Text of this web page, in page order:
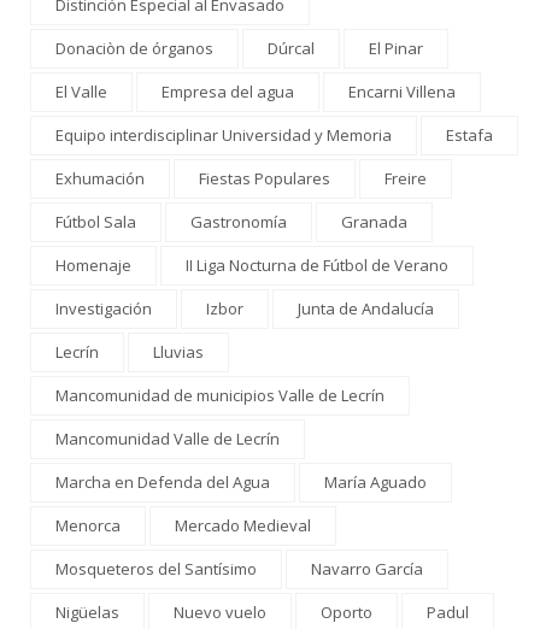
Distinción Especial al Envasado
Donaciòn de órganos
Dúrcal
El Pinar
El Valle
Empresa del agua
Encarni Villena
Equipo interdisciplinar Universidad y Memoria
Estafa
Exhumación
Fiestas Populares
Freire
Fútbol Sala
Gastronomía
Granada
Homenaje
II Liga Nocturna de Fútbol de Verano
Investigación
Izbor
Junta de Andalucía
Lecrín
Lluvias
Mancomunidad de municipios Valle de Lecrín
Mancomunidad Valle de Lecrín
Marcha en Defenda del Agua
María Aguado
Menorca
Mercado Medieval
Mosqueteros del Santísimo
Navarro García
Nigüelas
Nuevo vuelo Oporto
Padul